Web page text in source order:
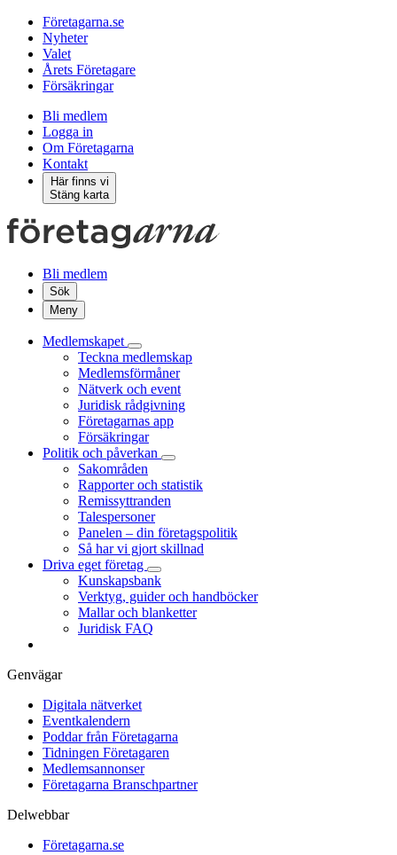
Företagarna.se
Nyheter
Valet
Årets Företagare
Försäkringar
Bli medlem
Logga in
Om Företagarna
Kontakt
Här finns vi
Stäng karta
Bli medlem
Sök
Meny
Medlemskapet
Teckna medlemskap
Medlemsförmåner
Nätverk och event
Juridisk rådgivning
Företagarnas app
Försäkringar
Politik och påverkan
Sakområden
Rapporter och statistik
Remissyttranden
Talespersoner
Panelen – din företagspolitik
Så har vi gjort skillnad
Driva eget företag
Kunskapsbank
Verktyg, guider och handböcker
Mallar och blanketter
Juridisk FAQ
Genvägar
Digitala nätverket
Eventkalendern
Poddar från Företagarna
Tidningen Företagaren
Medlemsannonser
Företagarna Branschpartner
Delwebbar
Företagarna.se